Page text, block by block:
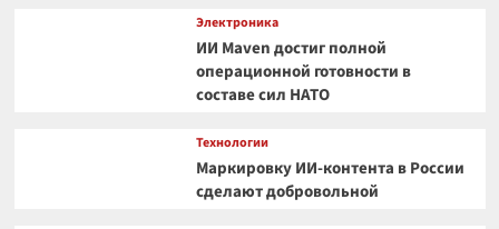
Электроника
ИИ Maven достиг полной
операционной готовности в
составе сил НАТО
Технологии
Маркировку ИИ-контента в России
сделают добровольной